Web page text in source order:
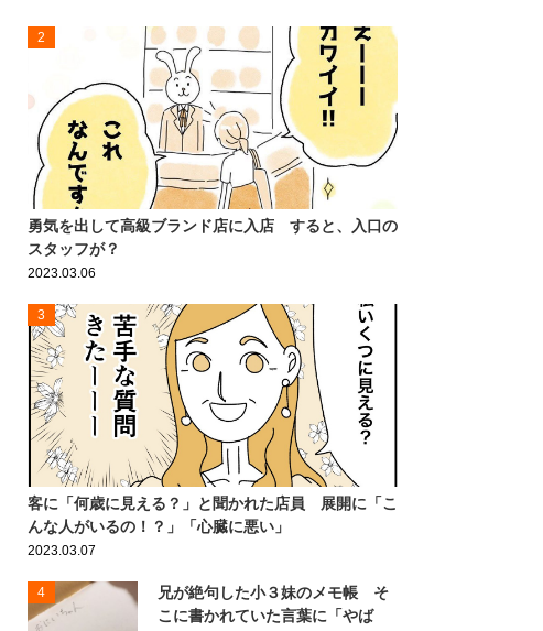
2
勇気を出して高級ブランド店に入店 すると、入口の
スタッフが？
2023.03.06
3
客に「何歳に見える？」と聞かれた店員 展開に「こ
んな人がいるの！？」「心臓に悪い」
2023.03.07
4
兄が絶句した小３妹のメモ帳 そ
こに書かれていた言葉に「やば